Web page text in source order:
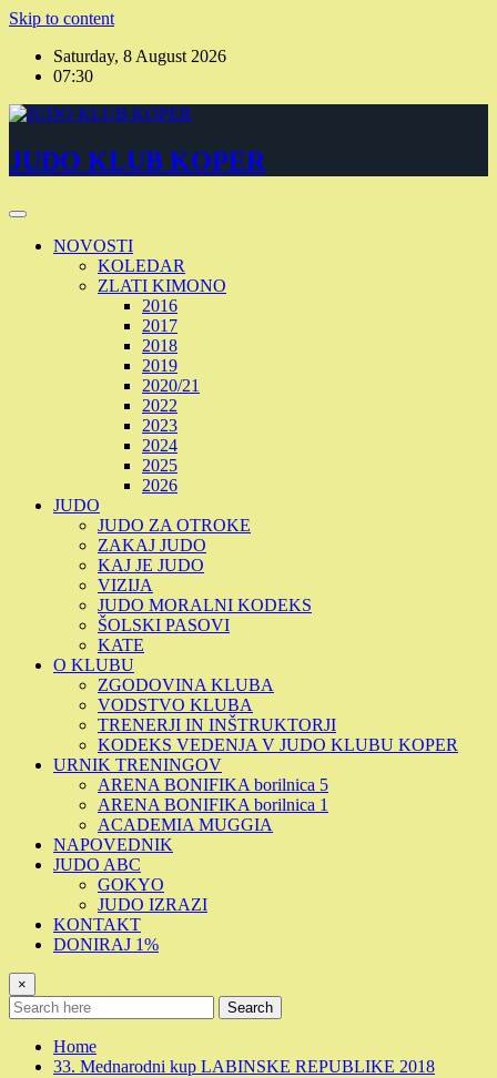
Skip to content
Saturday, 8 August 2026
07:30
JUDO KLUB KOPER
NOVOSTI
KOLEDAR
ZLATI KIMONO
2016
2017
2018
2019
2020/21
2022
2023
2024
2025
2026
JUDO
JUDO ZA OTROKE
ZAKAJ JUDO
KAJ JE JUDO
VIZIJA
JUDO MORALNI KODEKS
ŠOLSKI PASOVI
KATE
O KLUBU
ZGODOVINA KLUBA
VODSTVO KLUBA
TRENERJI IN INŠTRUKTORJI
KODEKS VEDENJA V JUDO KLUBU KOPER
URNIK TRENINGOV
ARENA BONIFIKA borilnica 5
ARENA BONIFIKA borilnica 1
ACADEMIA MUGGIA
NAPOVEDNIK
JUDO ABC
GOKYO
JUDO IZRAZI
KONTAKT
DONIRAJ 1%
×
Search
Home
33. Mednarodni kup LABINSKE REPUBLIKE 2018